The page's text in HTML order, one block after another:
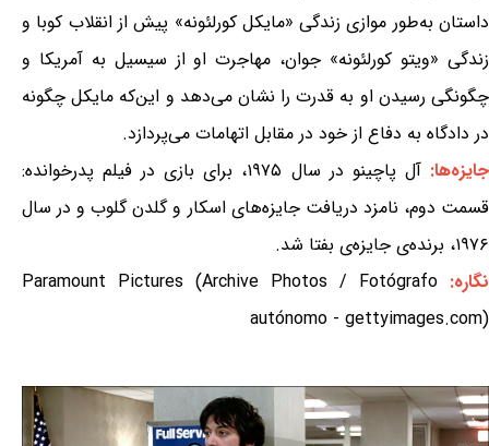
داستان به‌طور موازی زندگی «مایکل کورلئونه» پیش از انقلاب کوبا و
زندگی «ویتو کورلئونه» جوان، مهاجرت او از سیسیل به آمریکا و
چگونگی رسیدن او به قدرت را نشان می‌دهد و این‌که مایکل چگونه
در دادگاه به دفاع از خود در مقابل اتهامات می‌پردازد.
جایزه‌ها:
آل پاچینو در سال ۱۹۷۵، برای بازی در فیلم پدرخوانده:
قسمت دوم، نامزد دریافت جایزه‌های اسکار و گلدن گلوب و در سال
۱۹۷۶، برنده‌ی جایزه‌ی بفتا شد.
نگاره: Paramount Pictures (Archive Photos / Fotógrafo
autónomo - gettyimages.com)